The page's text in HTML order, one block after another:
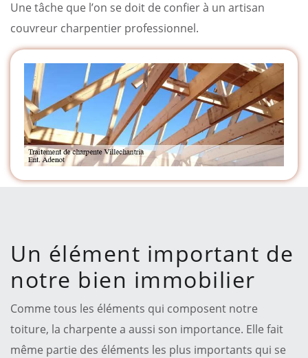
Une tâche que l’on se doit de confier à un artisan
couvreur charpentier professionnel.
Un élément important de
notre bien immobilier
Comme tous les éléments qui composent notre
toiture, la charpente a aussi son importance. Elle fait
même partie des éléments les plus importants qui se